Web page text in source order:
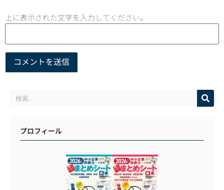
上に表示された文字を入力してください。
プロフィール